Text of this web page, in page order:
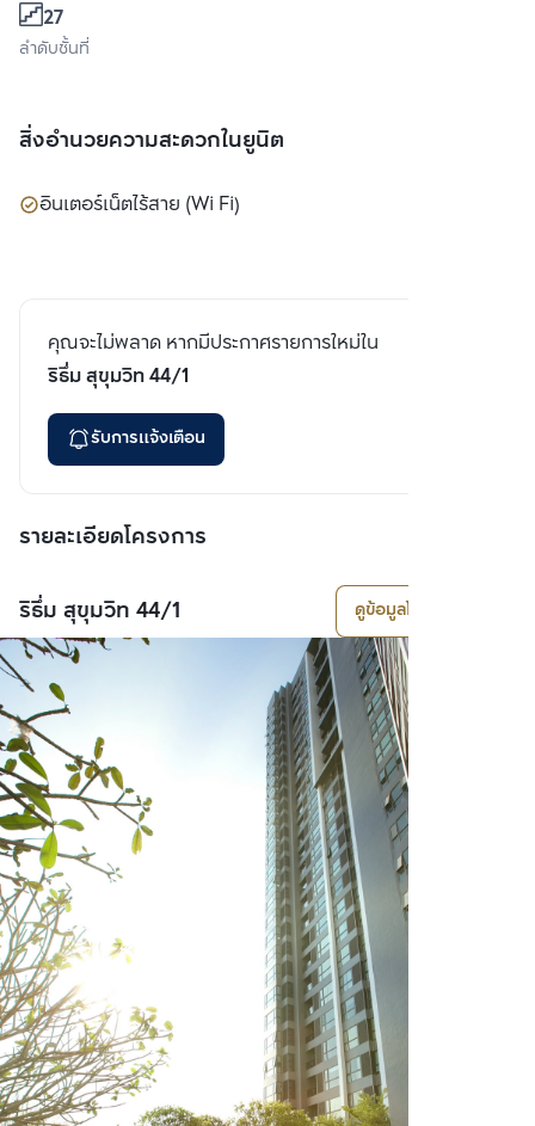
27
ลำดับชั้นที่
สิ่งอำนวยความสะดวกในยูนิต
อินเตอร์เน็ตไร้สาย (Wi Fi)
คุณจะไม่พลาด หากมีประกาศรายการใหม่ใน
ริธึ่ม สุขุมวิท 44/1
รับการแจ้งเตือน
รายละเอียดโครงการ
ริธึ่ม สุขุมวิท 44/1 ดูข้อมูลโครงการ